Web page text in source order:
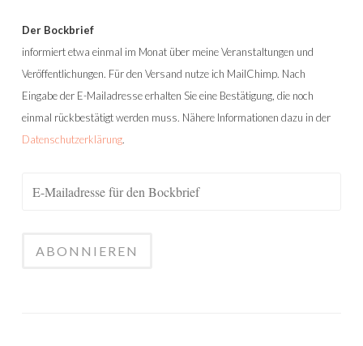
Der Bockbrief
informiert etwa einmal im Monat über meine Veranstaltungen und
Veröffentlichungen. Für den Versand nutze ich MailChimp. Nach
Eingabe der E-Mailadresse erhalten Sie eine Bestätigung, die noch
einmal rückbestätigt werden muss. Nähere Informationen dazu in der
Datenschutzerklärung.